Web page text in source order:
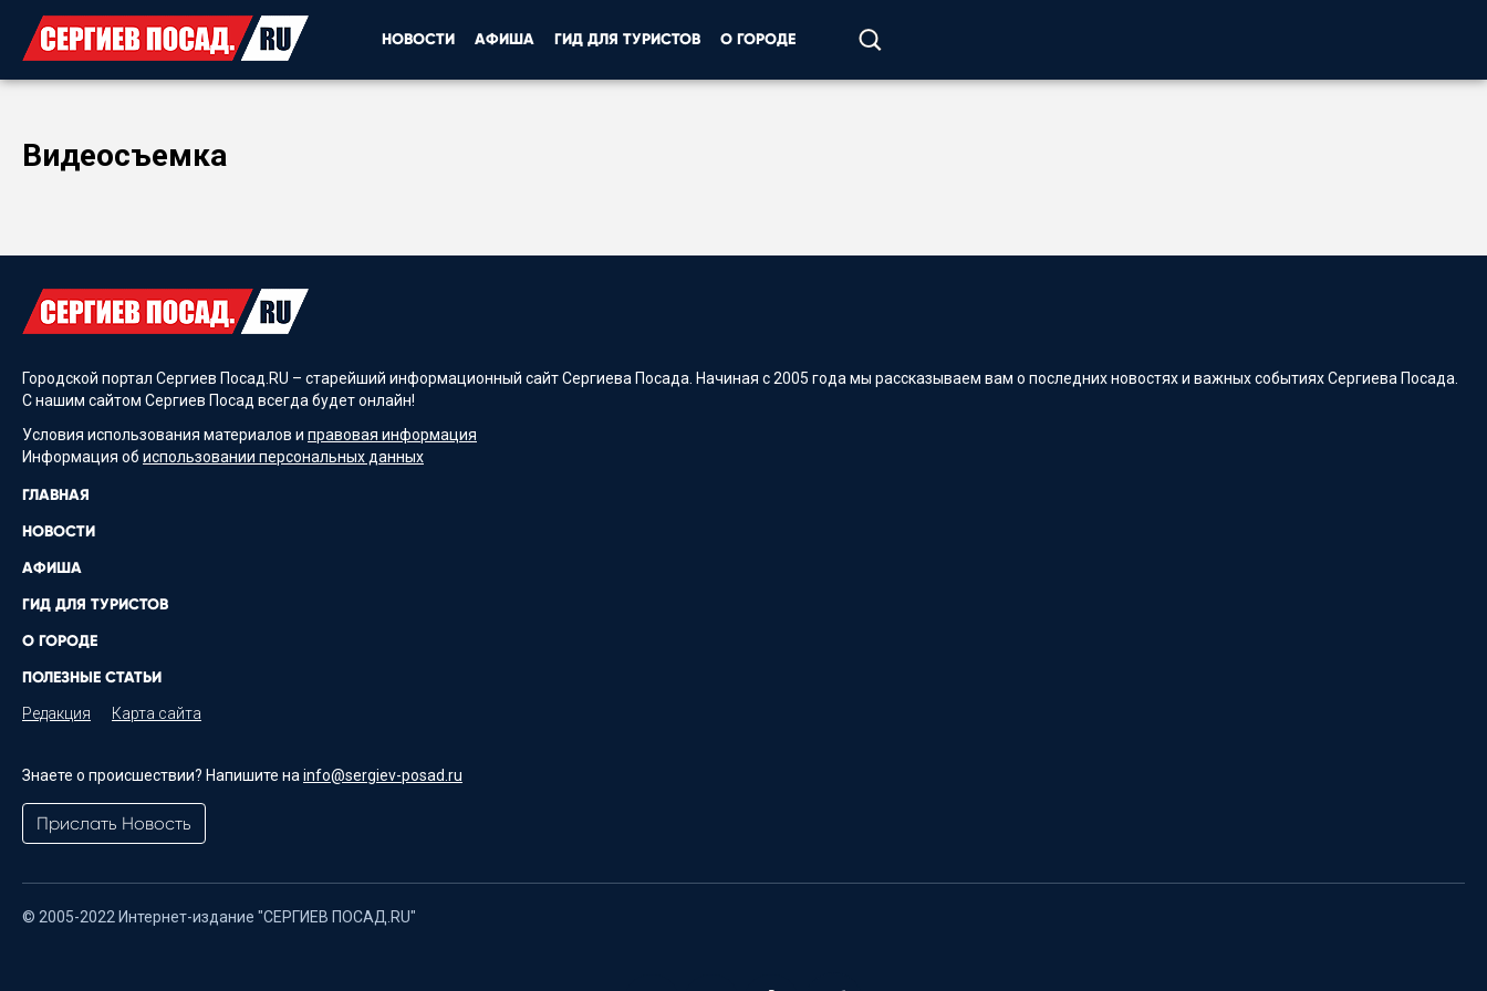
НОВОСТИ АФИША ГИД ДЛЯ ТУРИСТОВ О ГОРОДЕ
Видеосъемка
Городской портал Сергиев Посад.RU – старейший информационный сайт Сергиева Посада. Начиная с 2005 года мы рассказываем вам о последних новостях и важных событиях Сергиева Посада.
С нашим сайтом Сергиев Посад всегда будет онлайн!
Условия использования материалов и правовая информация
Информация об использовании персональных данных
ГЛАВНАЯ
НОВОСТИ
АФИША
ГИД ДЛЯ ТУРИСТОВ
О ГОРОДЕ
ПОЛЕЗНЫЕ СТАТЬИ
Редакция Карта сайта
Знаете о происшествии? Напишите на info@sergiev-posad.ru
Прислать Новость
© 2005-2022 Интернет-издание "СЕРГИЕВ ПОСАД.RU"